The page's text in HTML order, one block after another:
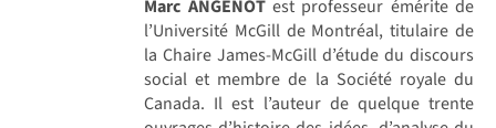
Marc ANGENOTest professeur émérite de
l’Université McGill de Montréal, titulaire de
la Chaire James-McGill d’étude du discours
social et membre de la Société royale du
Canada. Il est l’auteur de quelque trente